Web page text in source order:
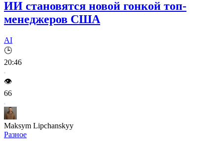
ИИ становятся новой гонкой топ-
менеджеров США
AI
🕒
20:46
👁️
66
Maksym Lipchanskyy
Разное